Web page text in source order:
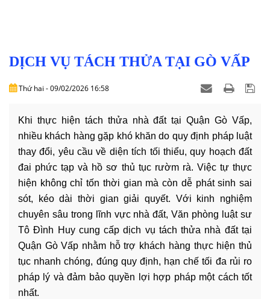
DỊCH
VỤ
BẢN
THỦ
TỤC
LIÊN
HỆ
DỊCH VỤ TÁCH THỬA TẠI GÒ VẤP
Thứ hai - 09/02/2026 16:58
Khi thực hiện tách thửa nhà đất tại Quận Gò Vấp,
nhiều khách hàng gặp khó khăn do quy định pháp luật
thay đổi, yêu cầu về diện tích tối thiểu, quy hoạch đất
đai phức tạp và hồ sơ thủ tục rườm rà. Việc tự thực
hiện không chỉ tốn thời gian mà còn dễ phát sinh sai
sót, kéo dài thời gian giải quyết. Với kinh nghiệm
chuyên sâu trong lĩnh vực nhà đất, Văn phòng luật sư
Tô Đình Huy cung cấp dịch vụ tách thửa nhà đất tại
Quận Gò Vấp nhằm hỗ trợ khách hàng thực hiện thủ
tục nhanh chóng, đúng quy định, hạn chế tối đa rủi ro
pháp lý và đảm bảo quyền lợi hợp pháp một cách tốt
nhất.